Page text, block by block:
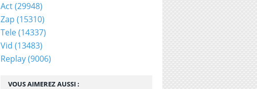
VOUS AIMEREZ AUSSI :
Act(29948)
Zap (15310)
Tele(14337)
Vid (13483)
Replay(9006)